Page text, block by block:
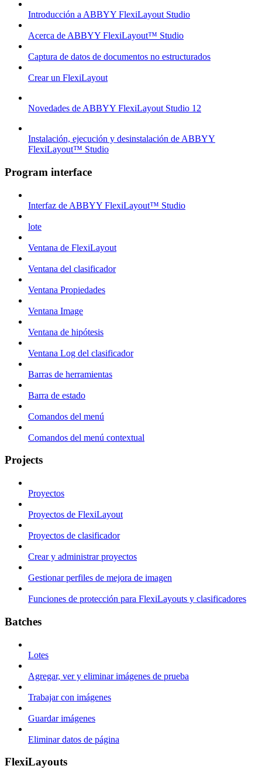
Introducción a ABBYY FlexiLayout Studio
Acerca de ABBYY FlexiLayout™ Studio
Captura de datos de documentos no estructurados
Crear un FlexiLayout
Novedades de ABBYY FlexiLayout Studio 12
Instalación, ejecución y desinstalación de ABBYY
FlexiLayout™ Studio
Program interface
Interfaz de ABBYY FlexiLayout™ Studio
lote
Ventana de FlexiLayout
Ventana del clasificador
Ventana Propiedades
Ventana Image
Ventana de hipótesis
Ventana Log del clasificador
Barras de herramientas
Barra de estado
Comandos del menú
Comandos del menú contextual
Projects
Proyectos
Proyectos de FlexiLayout
Proyectos de clasificador
Crear y administrar proyectos
Gestionar perfiles de mejora de imagen
Funciones de protección para FlexiLayouts y clasificadores
Batches
Lotes
Agregar, ver y eliminar imágenes de prueba
Trabajar con imágenes
Guardar imágenes
Eliminar datos de página
FlexiLayouts